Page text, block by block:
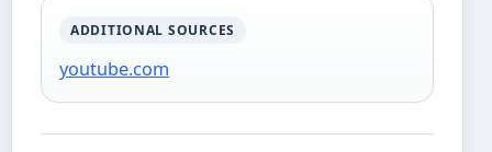
ADDITIONAL SOURCES
youtube.com